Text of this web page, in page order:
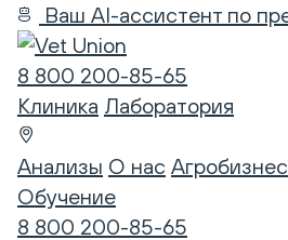
Ваш AI-ассистент по
8 800 200-85-65
Клиника Лаборатория
Анализы О нас Агробизнес
Обучение
8 800 200-85-65